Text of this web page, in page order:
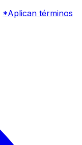
*Aplican términos